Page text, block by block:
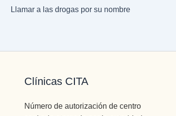
Llamar a las drogas por su nombre
Clínicas CITA
Número de autorización de centro